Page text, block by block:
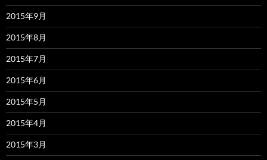
2015年9月
2015年8月
2015年7月
2015年6月
2015年5月
2015年4月
2015年3月